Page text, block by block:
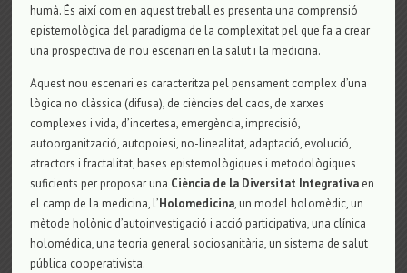
humà. És així com en aquest treball es presenta una comprensió
epistemològica del paradigma de la complexitat pel que fa a crear
una prospectiva de nou escenari en la salut i la medicina.
Aquest nou escenari es caracteritza pel pensament complex d’una
lògica no clàssica (difusa), de ciències del caos, de xarxes
complexes i vida, d’incertesa, emergència, imprecisió,
autoorganització, autopoiesi, no-linealitat, adaptació, evolució,
atractors i fractalitat, bases epistemològiques i metodològiques
suficients per proposar una Ciència de la Diversitat Integrativa en
el camp de la medicina, l’Holomedicina, un model holomèdic, un
mètode holònic d’autoinvestigació i acció participativa, una clínica
holomédica, una teoria general sociosanitària, un sistema de salut
pública cooperativista.